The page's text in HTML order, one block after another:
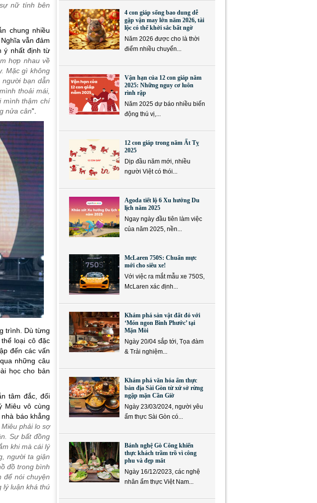
nữ tính bên
chung nhiều
vẫn đảm
ý nhất định từ
hợp nhau về
Mặc gì không
bạn dẫn
thoải mái,
mình thậm chí
nửa cân”.
trình. Dù từng
loại cô đặc
đến các vấn
những câu
học cho bản
tâm đắc, đối
Miêu vô cùng
báo khẳng
phải lo sợ
Sự bất đồng
khi mà cái lý
người ta giận
đồ trong bình
để nói chuyện
lý luận khá thú
4 con giáp sống bao dung dễ
gặp vận may lớn năm 2026, tài
lộc có thể khởi sắc bất ngờ
Năm 2026 được cho là thời
điểm nhiều chuyển...
Vận hạn của 12 con giáp năm
2025: Những nguy cơ luôn
rình rập
Năm 2025 dự báo nhiều biến
động thú vị,...
12 con giáp trong năm Ất Tỵ
2025
Dịp đầu năm mới, nhiều
người Việt có thói...
Agoda tiết lộ 6 Xu hướng Du
lịch năm 2025
Ngay ngày đầu tiên làm việc
của năm 2025, nền...
McLaren 750S: Chuẩn mực
mới cho siêu xe!
Với việc ra mắt mẫu xe 750S,
McLaren xác định...
Khám phá sản vật đất đỏ với
‘Món ngon Bình Phước’ tại
Mặn Mòi
Ngày 20/04 sắp tới, Tọa đàm
& Trải nghiệm...
Khám phá văn hóa ẩm thực
bản địa Sài Gòn từ xứ sở rừng
ngập mặn Cần Giờ
Ngày 23/03/2024, người yêu
ẩm thực Sài Gòn có...
Bánh nghệ Gò Công khiến
thực khách trầm trồ vì công
phu và đẹp mắt
Ngày 16/12/2023, các nghệ
nhân ẩm thực Việt Nam...